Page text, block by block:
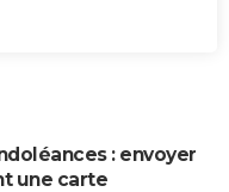
: envoyer
une carte